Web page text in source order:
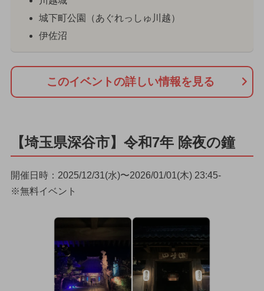
城下町公園（あぐれっしゅ川越）
伊佐沼
このイベントの詳しい情報を見る
【埼玉県深谷市】令和7年 除夜の鐘
開催日時：2025/12/31(水)〜2026/01/01(木) 23:45-
※無料イベント